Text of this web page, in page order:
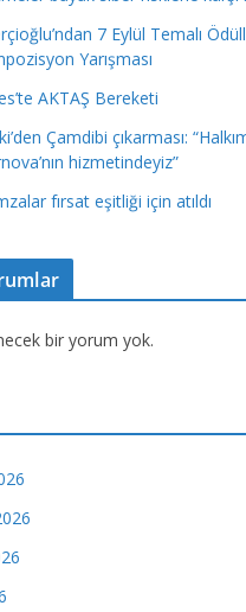
7 Eylül Temalı
Yarışması
AKTAŞ Bereketi
Çamdibi çıkarması:
hizmetindeyiz”
fırsat eşitliği için atıldı
bir yorum yok.